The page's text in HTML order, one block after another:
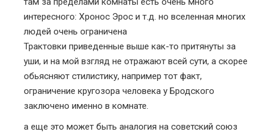
интересного: Хронос Эрос и т.д. но вселенная многих
людей очень ограничена
Трактовки приведенные выше как-то притянуты за
уши, и на мой взгляд не отражают всей сути, а скорее
обьясняют стилистику, например тот факт,
ограничение кругозора человека у Бродского
заключено именно в комнате.
а еще это может быть аналогия на советский союз